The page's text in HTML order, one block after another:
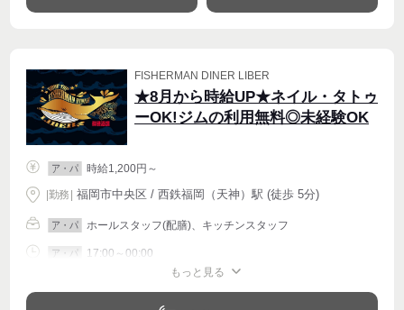
FISHERMAN DINER LIBER
★8月から時給UP★ネイル・タトゥ
ーOK!ジムの利用無料◎未経験OK
ア・パ 時給1,200円～
|勤務 福岡市中央区 / 西鉄福岡（天神）駅 (徒歩 5分)
ア・パ ホールスタッフ(配膳)、キッチンスタッフ
ア・パ 17:00～00:00
もっと見る